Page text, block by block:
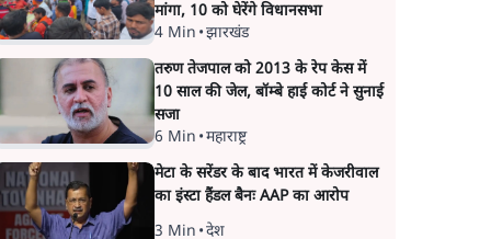
मांगा, 10 को घेरेंगे विधानसभा
4 Min •झारखंड
तरुण तेजपाल को 2013 के रेप केस में
10 साल की जेल, बॉम्बे हाई कोर्ट ने सुनाई
सजा
6 Min •महाराष्ट्र
मेटा के सरेंडर के बाद भारत में केजरीवाल
का इंस्टा हैंडल बैनः AAP का आरोप
3 Min •देश